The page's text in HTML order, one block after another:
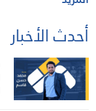
أحدث الأخبار